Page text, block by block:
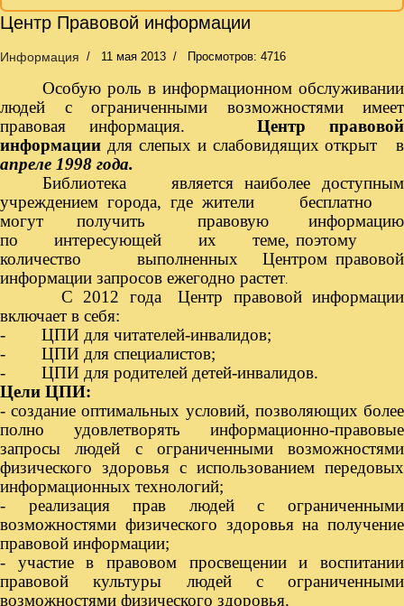
Центр Правовой информации
Информация 11 мая 2013 Просмотров: 4716
Особую роль в информационном обслуживании
людей с ограниченными возможностями имеет
правовая информация. Центр правовой
информации для слепых и слабовидящих открыт в
апреле 1998 года.
Библиотека является наиболее доступным
учреждением города, где жители бесплатно
могут получить правовую информацию
по интересующей их теме, поэтому
количество выполненных Центром правовой
информации запросов ежегодно растет.
С 2012 года
Центр правовой информации
включает в себя:
- ЦПИ для читателей-инвалидов;
- ЦПИ для специалистов;
- ЦПИ для родителей детей-инвалидов.
Цели ЦПИ:
- создание оптимальных условий, позволяющих более
полно удовлетворять информационно-правовые
запросы людей с ограниченными возможностями
физического здоровья с использованием передовых
информационных технологий;
- реализация прав людей с ограниченными
возможностями физического здоровья на получение
правовой информации;
- участие в правовом просвещении и воспитании
правовой культуры людей с ограниченными
возможностями физического здоровья.